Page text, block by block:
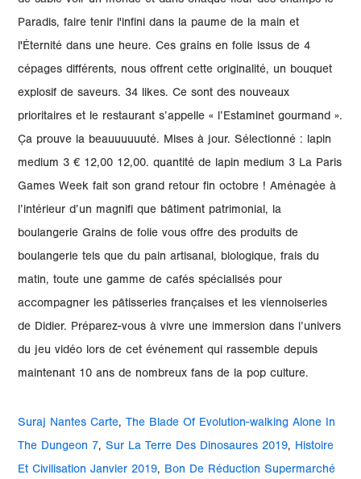
Paradis, faire tenir l'infini dans la paume de la main et
l'Éternité dans une heure. Ces grains en folie issus de 4
cépages différents, nous offrent cette originalité, un bouquet
explosif de saveurs. 34 likes. Ce sont des nouveaux
prioritaires et le restaurant s’appelle « l’Estaminet gourmand ».
Ça prouve la beauuuuuuté. Mises à jour. Sélectionné : lapin
medium 3 € 12,00 12,00. quantité de lapin medium 3 La Paris
Games Week fait son grand retour fin octobre ! Aménagée à
l’intérieur d’un magnifi que bâtiment patrimonial, la
boulangerie Grains de folie vous offre des produits de
boulangerie tels que du pain artisanal, biologique, frais du
matin, toute une gamme de cafés spécialisés pour
accompagner les pâtisseries françaises et les viennoiseries
de Didier. Préparez-vous à vivre une immersion dans l’univers
du jeu vidéo lors de cet événement qui rassemble depuis
maintenant 10 ans de nombreux fans de la pop culture.
Suraj Nantes Carte, The Blade Of Evolution-walking Alone In
The Dungeon 7,Sur La Terre Des Dinosaures 2019, Histoire
Et Civilisation Janvier 2019, Bon De Réduction Supermarché